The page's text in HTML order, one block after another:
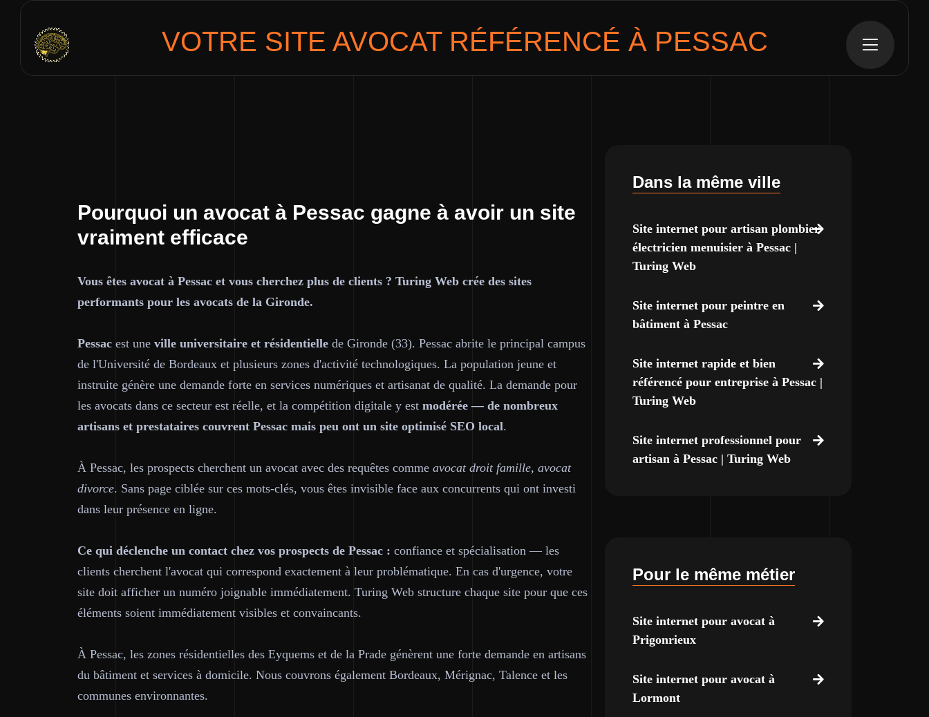
VOTRE SITE AVOCATRÉFÉRENCÉ À PESSAC
Pourquoi un avocat à Pessac gagne à avoir un site
vraiment efficace
Vous êtes avocat à Pessac et vous cherchez plus de clients ? Turing Web crée des sites
performants pour les avocats de la Gironde.
Pessac est une ville universitaire et résidentielle de Gironde (33). Pessac abrite le principal campus
de l'Université de Bordeaux et plusieurs zones d'activité technologiques. La population jeune et
instruite génère une demande forte en services numériques et artisanat de qualité. La demande pour
les avocats dans ce secteur est réelle, et la compétition digitale y est modérée — de nombreux
artisans et prestataires couvrent Pessac mais peu ont un site optimisé SEO local.
À Pessac, les prospects cherchent un avocat avec des requêtes comme avocat droit famille, avocat
divorce. Sans page ciblée sur ces mots-clés, vous êtes invisible face aux concurrents qui ont investi
dans leur présence en ligne.
Ce qui déclenche un contact chez vos prospects de Pessac : confiance et spécialisation — les
clients cherchent l'avocat qui correspond exactement à leur problématique. En cas d'urgence, votre
site doit afficher un numéro joignable immédiatement. Turing Web structure chaque site pour que ces
éléments soient immédiatement visibles et convaincants.
À Pessac, les zones résidentielles des Eyquems et de la Prade génèrent une forte demande en artisans
du bâtiment et services à domicile. Nous couvrons également Bordeaux, Mérignac, Talence et les
communes environnantes.
Dans la même ville
Site internet pour artisan plombier
électricien menuisier à Pessac |
Turing Web
Site internet pour peintre en
bâtiment à Pessac
Site internet rapide et bien
référencé pour entreprise à Pessac |
Turing Web
Site internet professionnel pour
artisan à Pessac | Turing Web
Pour le même métier
Site internet pour avocat à
Prigonrieux
Site internet pour avocat à
Lormont